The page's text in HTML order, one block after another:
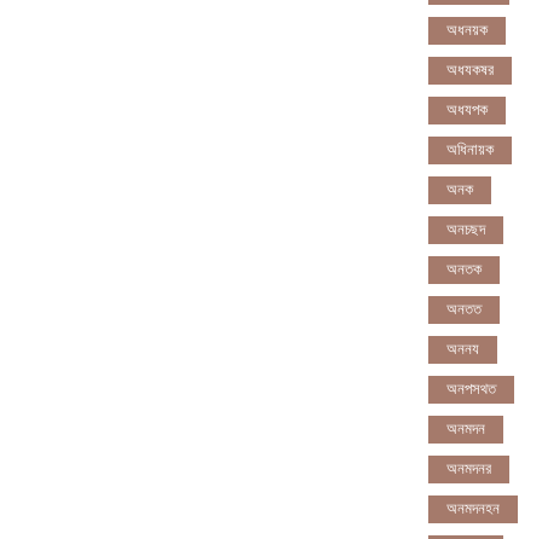
অধনয়ক
অধযকষর
অধযপক
অধিনায়ক
অনক
অনচছদ
অনতক
অনতত
অননয
অনপসথত
অনমদন
অনমদনর
অনমদনহন